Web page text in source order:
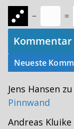
− =
Neueste
Jens Hansen zu
Pinnwand
Andreas Kluike